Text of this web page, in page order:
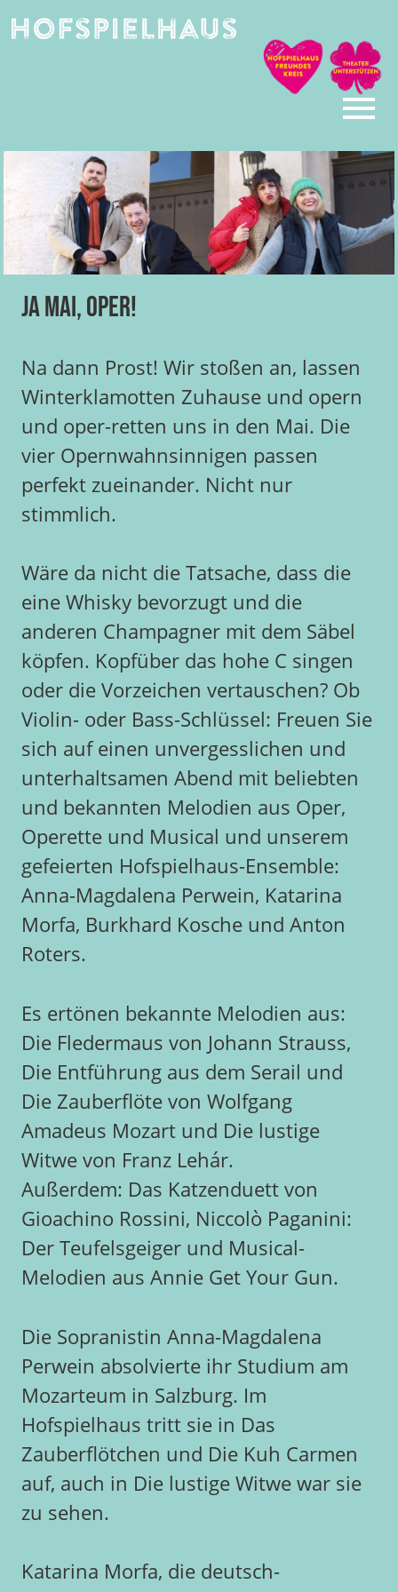
Ja Mai, Oper!
Na dann Prost! Wir stoßen an, lassen
Winterklamotten Zuhause und opern
und oper-retten uns in den Mai. Die
vier Opernwahnsinnigen passen
perfekt zueinander. Nicht nur
stimmlich.
Wäre da nicht die Tatsache, dass die
eine Whisky bevorzugt und die
anderen Champagner mit dem Säbel
köpfen. Kopfüber das hohe C singen
oder die Vorzeichen vertauschen? Ob
Violin- oder Bass-Schlüssel: Freuen Sie
sich auf einen unvergesslichen und
unterhaltsamen Abend mit beliebten
und bekannten Melodien aus Oper,
Operette und Musical und unserem
gefeierten Hofspielhaus-Ensemble:
Anna-Magdalena Perwein, Katarina
Morfa, Burkhard Kosche und Anton
Roters.
Es ertönen bekannte Melodien aus:
Die Fledermaus von Johann Strauss,
Die Entführung aus dem Serail und
Die Zauberflöte von Wolfgang
Amadeus Mozart und Die lustige
Witwe von Franz Lehár.
Außerdem: Das Katzenduett von
Gioachino Rossini, Niccolò Paganini:
Der Teufelsgeiger und Musical-
Melodien aus Annie Get Your Gun.
Die Sopranistin Anna-Magdalena
Perwein absolvierte ihr Studium am
Mozarteum in Salzburg. Im
Hofspielhaus tritt sie in Das
Zauberflötchen und Die Kuh Carmen
auf, auch in Die lustige Witwe war sie
zu sehen.
Katarina Morfa, die deutsch-